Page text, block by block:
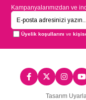
Kampanyalarımızdan ve
Üyelik koşullarını ve
Tasarım